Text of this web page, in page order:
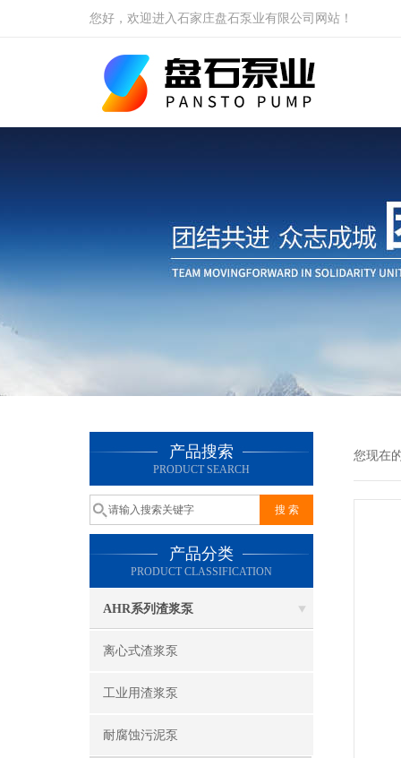
您好，欢迎进入石家庄盘石泵业有限公司网站！
产品搜索
PRODUCT SEARCH
产品分类
PRODUCT CLASSIFICATION
AHR系列渣浆泵
离心式渣浆泵
工业用渣浆泵
耐腐蚀污泥泵
您现在